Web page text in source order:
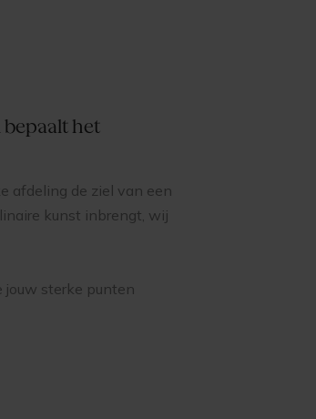
het
afdeling de ziel van een
kunst inbrengt, wij
jouw sterke punten